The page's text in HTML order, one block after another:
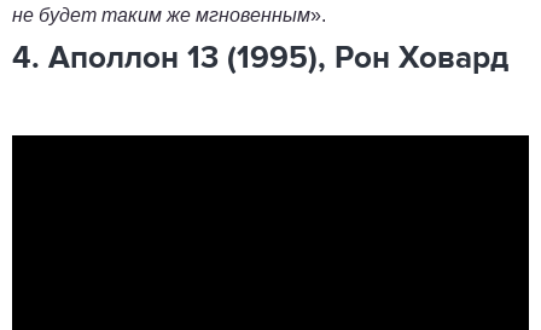
не будет таким же мгновенным».
4. Аполлон 13 (1995), Рон Ховард